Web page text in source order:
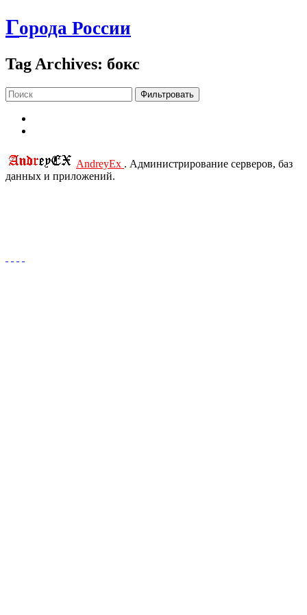
Города России
Tag Archives: бокс
Фильтровать
AndreyEx . Администрирование серверов, баз
данных и приложений.